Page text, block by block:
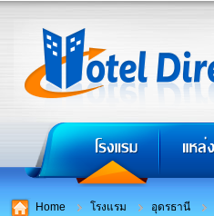
Home โรงแรม อุดรธานี